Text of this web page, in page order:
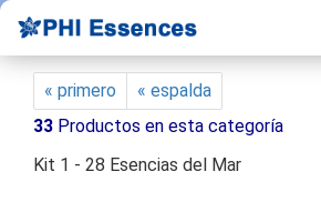
« primero
« espalda
33 Productos en esta categoría
Kit 1 - 28 Esencias del Mar